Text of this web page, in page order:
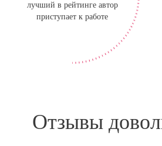
лучший в рейтинге автор
приступает к работе
Отзывы